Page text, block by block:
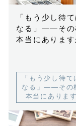
「もう少し待て
なる」——その
本当にあります
「もう少し待て
なる」——その
本当にありま